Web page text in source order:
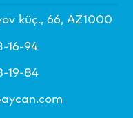
küç., 66, AZ1000
16-94
19-84